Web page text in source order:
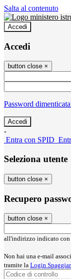
Salta al contenuto
Accedi
Accedi
button close ×
Password
-
Entra con SPID
Seleziona utente
button close ×
Recupero
button close ×
all'indirizzo indicato con
Non hai una e-mail
tramite la Login